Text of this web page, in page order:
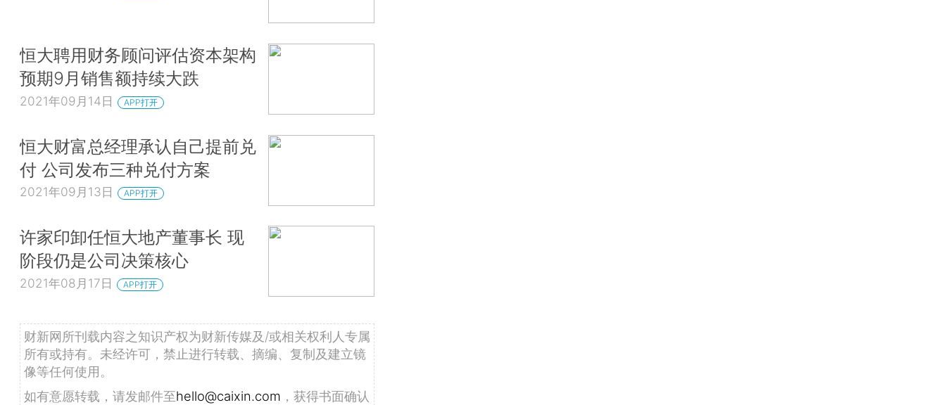
恒大聘用财务顾问评估资本架构
预期9月销售额持续大跌
2021年09月14日 APP打开
恒大财富总经理承认自己提前兑
付 公司发布三种兑付方案
2021年09月13日 APP打开
许家印卸任恒大地产董事长 现
阶段仍是公司决策核心
2021年08月17日 APP打开
财新网所刊载内容之知识产权为财新传媒及/或相关权利人专属
所有或持有。未经许可，禁止进行转载、摘编、复制及建立镜
像等任何使用。
如有意愿转载，请发邮件至hello@caixin.com ，获得书面确认